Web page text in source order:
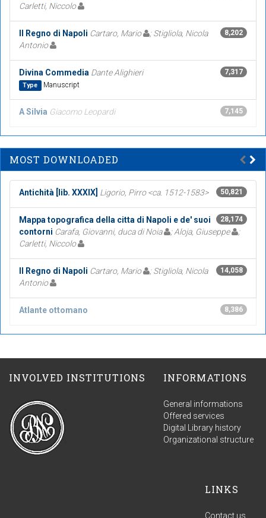
Carletti, Niccolo
8,202
Il Regno di Napoli Cartaro, Mario
; Stigliola, Nicola
Antonio
7,317
Divina Commedia Dante Alighieri
Type Manuscript
7,145
A Silvia Giacomo Leopardi
MOST DOWNLOADED
50,821
Antichità [lib. XXXIX] Ligorio, Pirro <ca. 1512-1583>
28,174
Mappa topografica della citta di Napoli e de' suoi
contorni Carafa, Giovanni, duca di Noia ; Aloja, Giuseppe
;
Carletti, Niccolo
14,058
Il Regno di Napoli Cartaro, Mario
; Stigliola, Nicola
Antonio
8,386
Atlante ottomano
INVOLVED INSTITUTIONS INFORMATIONS
General informations
Offered services
Digital Library history
Organizational structure
LINKS
Contact us